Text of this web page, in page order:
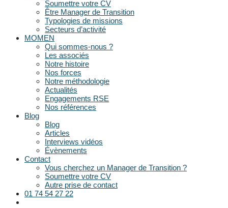
Soumettre votre CV
Être Manager de Transition
Typologies de missions
Secteurs d’activité
MOMEN
Qui sommes-nous ?
Les associés
Notre histoire
Nos forces
Notre méthodologie
Actualités
Engagements RSE
Nos références
Blog
Blog
Articles
Interviews vidéos
Évènements
Contact
Vous cherchez un Manager de Transition ?
Soumettre votre CV
Autre prise de contact
01 74 54 27 22